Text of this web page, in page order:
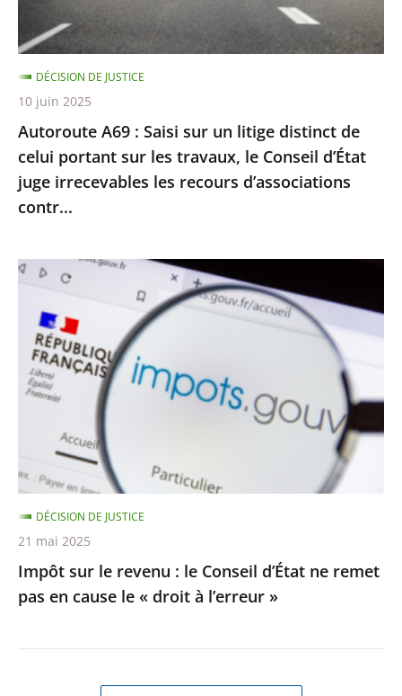
de
celui
portant
sur
les
travaux,
le
Conseil
juge
irrecevables
recours
d’associations
contr...
Autoroute A69 : Saisi sur un litige distinct de
celui portant sur les travaux, le Conseil d’État
juge irrecevables les recours d’associations
contr...
DÉCISION DE JUSTICE
10 juin 2025
Impôt
revenu
le
d’État
ne
remet
pas
en
cause
le
Impôt sur le revenu : le Conseil d’État ne remet
pas en cause le « droit à l’erreur »
DÉCISION DE JUSTICE
21 mai 2025